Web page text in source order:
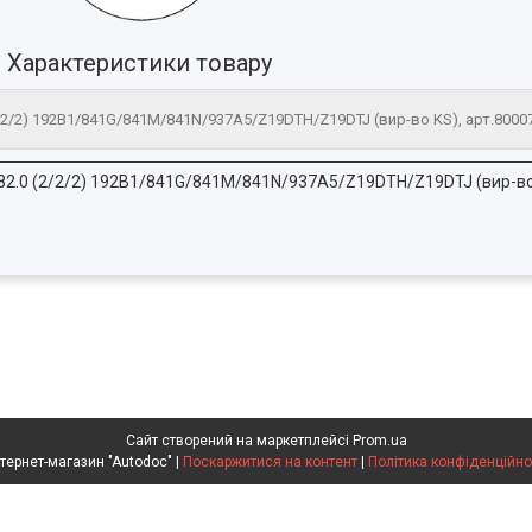
Характеристики товару
2) 192B1/841G/841M/841N/937A5/Z19DTH/Z19DTJ (вир-во KS),
(2/2/2) 192B1/841G/841M/841N/937A5/Z19DTH/Z19DTJ (вир-во
Сайт створений на маркетплейсі Prom.ua
Поскаржитися на контент Політика